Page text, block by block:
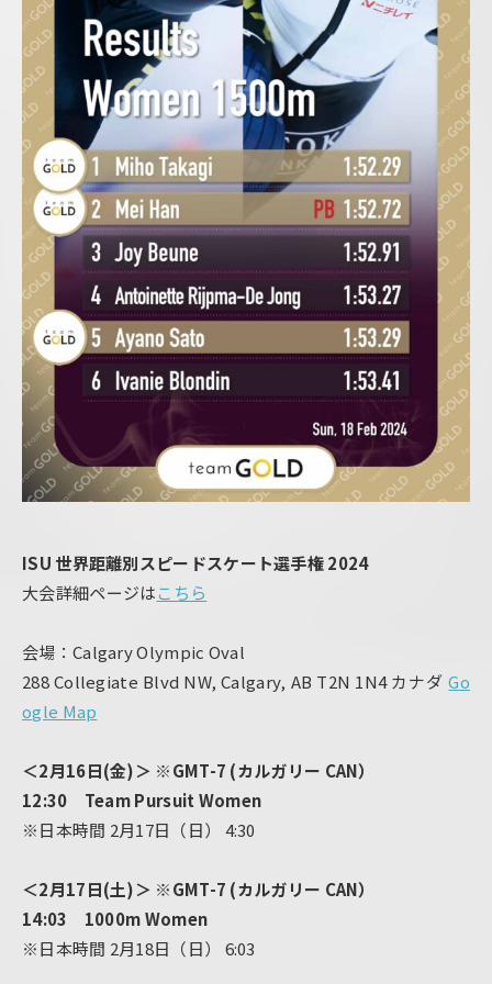
ISU 世界距離別スピードスケート選手権 2024
大会詳細ページはこちら
会場：Calgary Olympic Oval
288 Collegiate Blvd NW, Calgary, AB T2N 1N4 カナダGo
ogle Map
＜2⽉16⽇(⾦)＞ ※GMT-7 (カルガリー CAN）
12:30 Team Pursuit Women
※日本時間 2月17日（日） 4:30
＜2⽉17⽇(土)＞ ※GMT-7 (カルガリー CAN）
14:03 1000m Women
※日本時間 2月18日（日） 6:03